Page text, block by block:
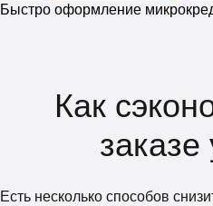
Быстро оформление
Как
заказе
Есть несколько способов